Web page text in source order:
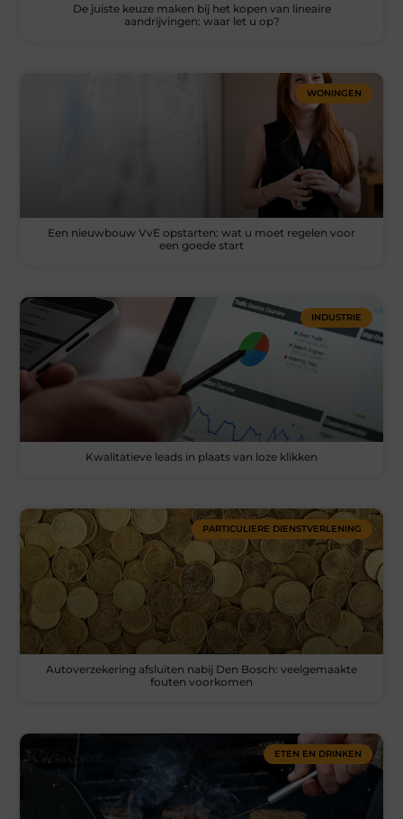
De juiste keuze maken bij het kopen van lineaire
aandrijvingen: waar let u op?
WONINGEN
Een nieuwbouw VvE opstarten: wat u moet regelen voor
een goede start
INDUSTRIE
Kwalitatieve leads in plaats van loze klikken
PARTICULIERE DIENSTVERLENING
Autoverzekering afsluiten nabij Den Bosch: veelgemaakte
fouten voorkomen
ETEN EN DRINKEN